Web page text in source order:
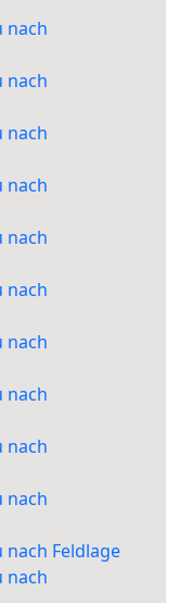
nach
nach
nach
nach
nach
nach
nach
nach
nach
nach
Feldlage
nach